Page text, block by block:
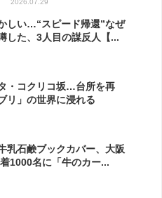
2026.07.29
しい…“スピード帰還”なぜ
した、3人目の謀反人【...
・コクリコ坂…台所を再
リ」の世界に浸れる
乳石鹸ブックカバー、大阪
1000名に「牛のカー...